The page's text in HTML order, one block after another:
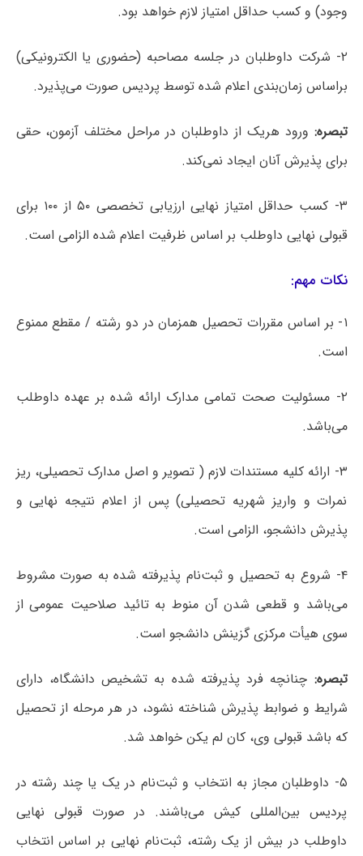
وجود) و کسب حداقل امتیاز لازم خواهد بود.
۲- شرکت داوطلبان در جلسه مصاحبه (حضوری یا الکترونیکی)
براساس زمان‌بندی اعلام شده توسط پردیس صورت می‌پذیرد.
تبصره: ورود هریک از داوطلبان در مراحل مختلف آزمون، حقی
برای پذیرش آنان ایجاد نمی‌کند.
۳- کسب حداقل امتیاز نهایی ارزیابی تخصصی ۵۰ از ۱۰۰ برای
قبولی نهایی داوطلب بر اساس ظرفیت اعلام شده الزامی است.
نکات مهم:
۱- بر اساس مقررات تحصیل همزمان در دو رشته / مقطع ممنوع
است.
۲- مسئولیت صحت تمامی مدارک ارائه شده بر عهده داوطلب
می‌باشد.
۳- ارائه کلیه مستندات لازم ( تصویر و اصل مدارک تحصیلی، ریز
نمرات و واریز شهریه تحصیلی) پس از اعلام نتیجه نهایی و
پذیرش دانشجو، الزامی است.
۴- شروع به تحصیل و ثبت‌نام پذیرفته شده به صورت مشروط
می‌باشد و قطعی شدن آن منوط به تائید صلاحیت عمومی از
سوی هیأت مرکزی گزینش دانشجو است.
تبصره: چنانچه فرد پذیرفته شده به تشخیص دانشگاه، دارای
شرایط و ضوابط پذیرش شناخته نشود، در هر مرحله از تحصیل
که باشد قبولی وی، کان لم یکن خواهد شد.
۵- داوطلبان مجاز به انتخاب و ثبت‌نام در یک یا چند رشته در
پردیس بین‌المللی کیش می‌باشند. در صورت قبولی نهایی
داوطلب در بیش از یک رشته، ثبت‌نام نهایی بر اساس انتخاب